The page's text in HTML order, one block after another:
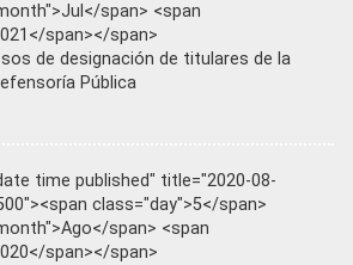
span> <span
span></span>
de designación de titulares de la
Pública
time published" title="2020-08-
class="day">5</span>
span> <span
span></span>